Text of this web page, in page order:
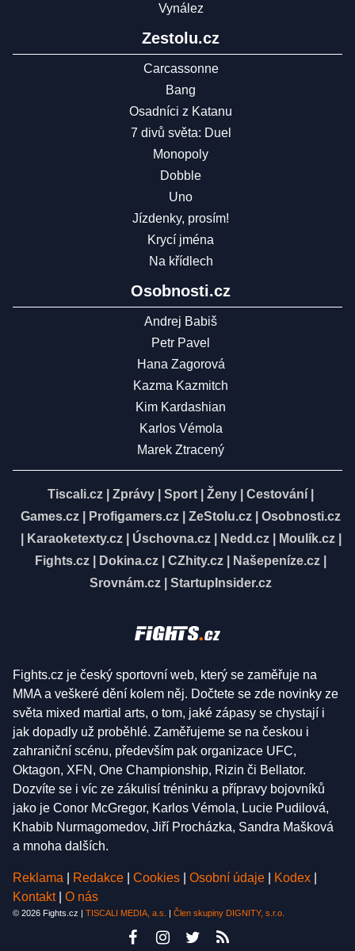
Vynález
Zestolu.cz
Carcassonne
Bang
Osadníci z Katanu
7 divů světa: Duel
Monopoly
Dobble
Uno
Jízdenky, prosím!
Krycí jména
Na křídlech
Osobnosti.cz
Andrej Babiš
Petr Pavel
Hana Zagorová
Kazma Kazmitch
Kim Kardashian
Karlos Vémola
Marek Ztracený
Tiscali.cz Zprávy Sport Ženy Cestování
Games.cz
Profigamers.cz ZeStolu.cz
Osobnosti.cz
Karaoketexty.cz| Úschovna.cz| Nedd.cz| Moulík.cz|
Fights.cz
Dokina.cz CZhity.cz Našepeníze.cz
Srovnám.cz
StartupInsider.cz
Fights.cz je český sportovní web, který se zaměřuje na
MMA a veškeré dění kolem něj. Dočtete se zde novinky ze
světa mixed martial arts, o tom, jaké zápasy se chystají i
jak dopadly už proběhlé. Zaměřujeme se na českou i
zahraniční scénu, především pak organizace UFC,
Oktagon, XFN, One Championship, Rizin či Bellator.
Dozvíte se i víc ze zákulisí tréninku a přípravy bojovníků
jako je Conor McGregor, Karlos Vémola, Lucie Pudilová,
Khabib Nurmagomedov, Jiří Procházka, Sandra Mašková
a mnoha dalších.
Reklama Redakce Cookies Osobní údaje Kodex
Kontakt
O nás
© 2026 Fights.cz | TISCALI MEDIA, a.s. Člen skupiny DIGNITY, s.r.o.